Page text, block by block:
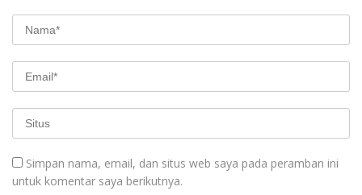
Simpan nama, email, dan situs web saya pada peramban ini
untuk komentar saya berikutnya.